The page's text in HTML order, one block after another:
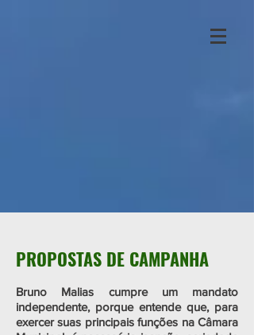
PROPOSTAS DE CAMPANHA
Bruno Malias cumpre um mandato
independente, porque entende que, para
exercer suas principais funções na Câmara